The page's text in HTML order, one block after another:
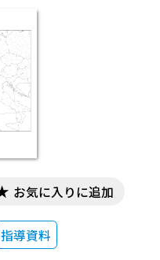
指導資料
お気に入りに追加